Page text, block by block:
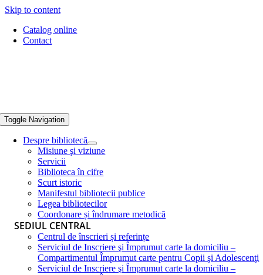
Skip to content
Catalog online
Contact
Toggle Navigation
Despre bibliotecă
Misiune şi viziune
Servicii
Biblioteca în cifre
Scurt istoric
Manifestul bibliotecii publice
Legea bibliotecilor
Coordonare și îndrumare metodică
SEDIUL CENTRAL
Centrul de înscrieri și referințe
Serviciul de Inscriere şi Împrumut carte la domiciliu –
Compartimentul Împrumut carte pentru Copii şi Adolescenţi
Serviciul de Inscriere şi Împrumut carte la domiciliu –